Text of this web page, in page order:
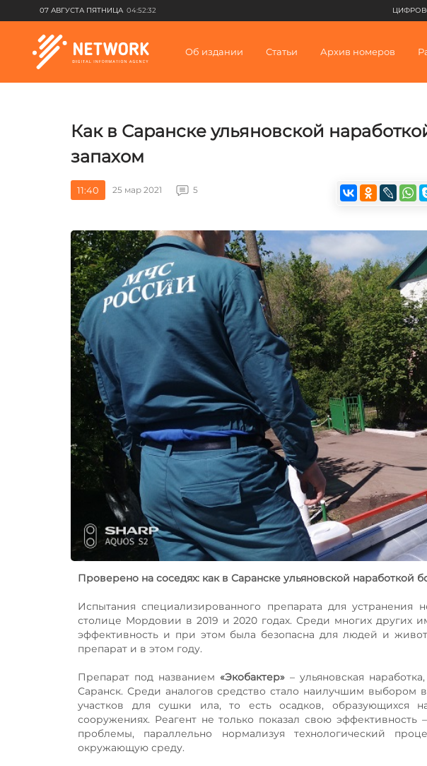
07 АВГУСТА ПЯТНИЦА 04:52:32
Об издании Статьи Архив номеров
Как в Саранске ульяновской
запахом
11:40 25 мар 2021 5
Проверено на соседях: как в Саранске ульяновской наработкой
Испытания специализированного препарата для устранения
столице Мордовии в 2019 и 2020 годах. Среди многих других
эффективность и при этом была безопасна для людей и
препарат и в этом году.
Препарат под названием «Экобактер»– ульяновская
Саранск. Среди аналогов средство стало наилучшим выбором
участков для сушки ила, то есть осадков, образующихся
сооружениях. Реагент не только показал свою
проблемы, параллельно нормализуя технологический
окружающую среду.